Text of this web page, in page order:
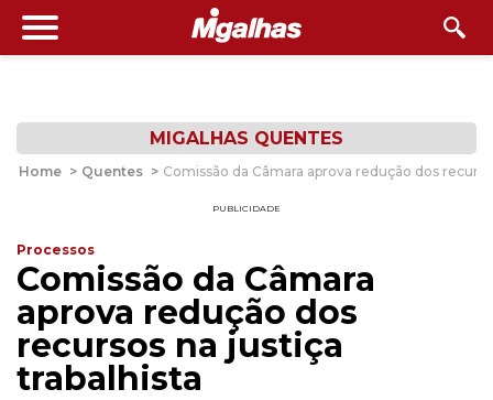
MIGALHAS QUENTES
Home > Quentes > Comissão da Câmara aprova redução dos
PUBLICIDADE
Processos
Comissão da Câmara
aprova redução dos
recursos na justiça
trabalhista